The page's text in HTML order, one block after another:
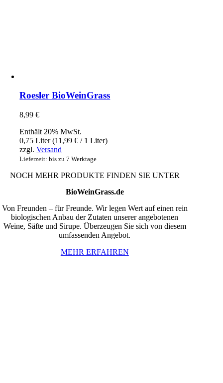
Roesler BioWeinGrass
8,99€
Enthält 20% MwSt.
0,75 Liter (11,99€ / 1 Liter)
zzgl.Versand
Lieferzeit: bis zu 7 Werktage
NOCH MEHR PRODUKTE FINDEN SIE UNTER
BioWeinGrass.de
Von Freunden – für Freunde. Wir legen Wert auf einen rein
biologischen Anbau der Zutaten unserer angebotenen
Weine, Säfte und Sirupe. Überzeugen Sie sich von diesem
umfassenden Angebot.
MEHR ERFAHREN